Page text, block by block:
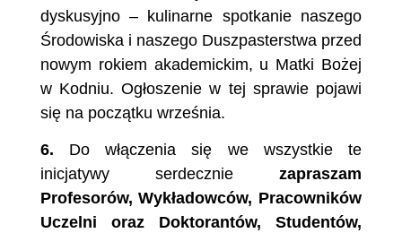
dyskusyjno – kulinarne spotkanie naszego
Środowiska i naszego Duszpasterstwa przed
nowym rokiem akademickim, u Matki Bożej
w Kodniu. Ogłoszenie w tej sprawie pojawi
się na początku września.
6. Do włączenia się we wszystkie te
inicjatywy serdeczniezapraszam
Profesorów, Wykładowców, Pracowników
Uczelni
oraz Doktorantów,
Studentów,